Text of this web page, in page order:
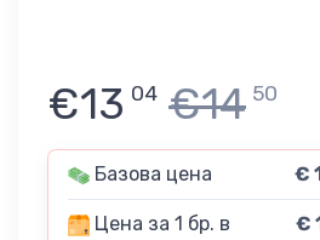
€13 04 €14 50
Базова цена €
Цена за 1 бр. в
€